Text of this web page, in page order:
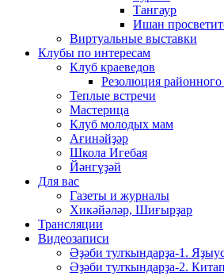
Тангаур
Ишан
Виртуальные выставки
Клубы по интересам
Клуб краеведов
Резолюция районного
Теплые встречи
Мастерица
Клуб молодых мам
Ағинәйҙәр
Школа Игебая
Йәнгүҙәй
Для вас
Газеты и журналы
Хикәйәләр, Шиғырҙар
Трансляции
Видеозаписи
Әҙәби тулҡындарҙа-1.
Әҙәби тулҡындарҙа-2.